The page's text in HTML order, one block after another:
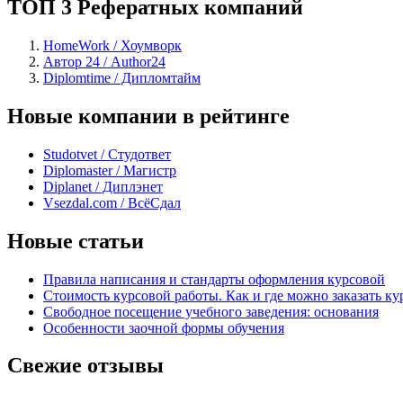
ТОП 3 Рефератных компаний
HomeWork / Хоумворк
Автор 24 / Author24
Diplomtime / Дипломтайм
Новые компании в рейтинге
Studotvet / Студответ
Diplomaster / Магистр
Diplanet / Диплэнет
Vsezdal.com / ВсёСдал
Новые статьи
Правила написания и стандарты оформления курсовой
Стоимость курсовой работы. Как и где можно заказать
Свободное посещение учебного заведения: основания
Особенности заочной формы обучения
Свежие отзывы